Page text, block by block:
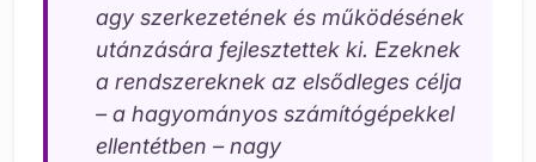
agy szerkezetének és működésének
utánzására fejlesztettek ki. Ezeknek
a rendszereknek az elsődleges célja
– a hagyományos számítógépekkel
ellentétben – nagy